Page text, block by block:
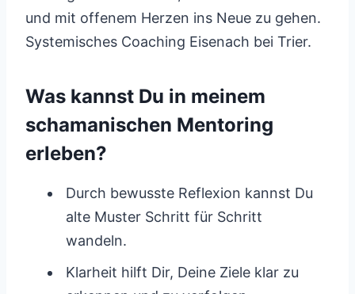
und mit offenem Herzen ins Neue zu gehen.
Systemisches Coaching Eisenach bei Trier.
Was kannst Du in meinem
schamanischen Mentoring
erleben?
Durch bewusste Reflexion kannst Du
alte Muster Schritt für Schritt
wandeln.
Klarheit hilft Dir, Deine Ziele klar zu